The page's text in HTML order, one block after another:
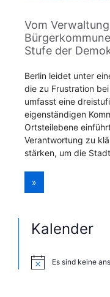
Vom
Stufe der
Berlin leidet unter
die zu Frustration
umfasst eine
eigenständigen
Ortsteilebene
Verantwortung zu
stärken, um die
»
Kalender
H
Es sind keine